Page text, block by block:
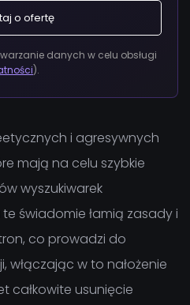
o ofertę
danych w celu obsługi
).
i agresywnych
mają na celu szybkie
wyszukiwarek
świadomie łamią zasady i
co prowadzi do
włączając w to nałożenie
całkowite usunięcie